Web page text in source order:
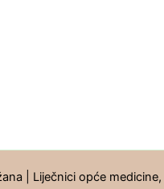
| Liječnici opće medicine,